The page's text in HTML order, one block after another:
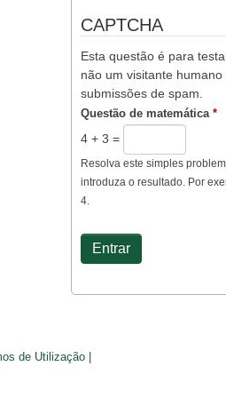
CAPTCHA
Esta questão é para
não um visitante
submissões de spam.
Questão de matemática *
4 + 3 =
Resolva este simples
introduza o resultado. Por
4.
de Utilização |